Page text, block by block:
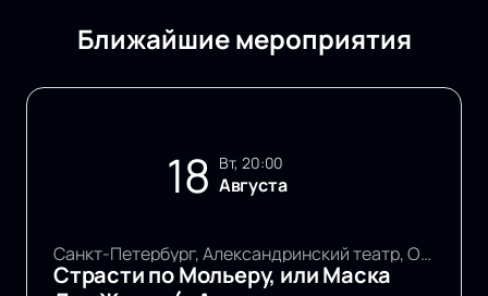
Ближайшие мероприятия
18 вт, 20:00
Августа
Санкт-Петербург, Александринский театр, Основная сцена
Страсти по Мольеру, или Маска